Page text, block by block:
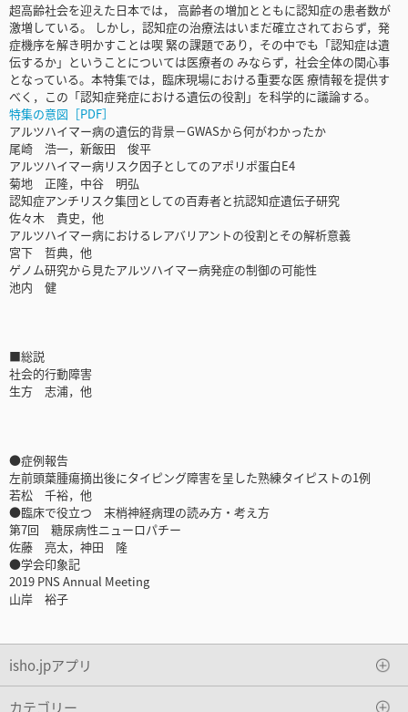
超高齢社会を迎えた日本では， 高齢者の増加とともに認知症の患者数が
激増している。 しかし，認知症の治療法はいまだ確立されておらず，発
症機序を解き明かすことは喫 緊の課題であり，その中でも「認知症は遺
伝するか」ということについては医療者の みならず，社会全体の関心事
となっている。本特集では，臨床現場における重要な医 療情報を提供す
べく，この「認知症発症における遺伝の役割」を科学的に議論する。
特集の意図［PDF］
アルツハイマー病の遺伝的背景－GWASから何がわかったか
尾崎 浩一，新飯田 俊平
アルツハイマー病リスク因子としてのアポリポ蛋白E4
菊地 正隆，中谷 明弘
認知症アンチリスク集団としての百寿者と抗認知症遺伝子研究
佐々木 貴史，他
アルツハイマー病におけるレアバリアントの役割とその解析意義
宮下 哲典，他
ゲノム研究から見たアルツハイマー病発症の制御の可能性
池内 健
■総説
社会的行動障害
生方 志浦，他
●症例報告
左前頭葉腫瘍摘出後にタイピング障害を呈した熟練タイピストの1例
若松 千裕，他
●臨床で役立つ 末梢神経病理の読み方・考え方
第7回 糖尿病性ニューロパチー
佐藤 亮太，神田 隆
●学会印象記
2019 PNS Annual Meeting
山岸 裕子
isho.jpアプリ
カテゴリー